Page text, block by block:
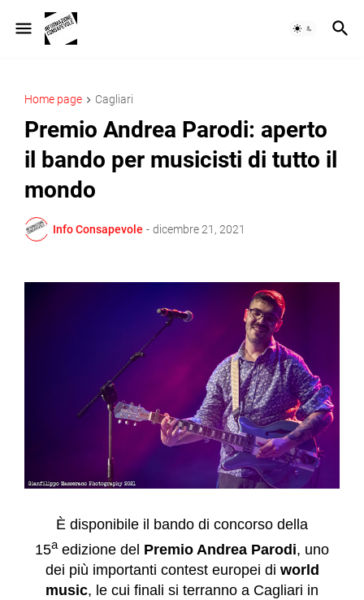
Home page Cagliari
Premio Andrea Parodi: aperto
il bando per musicisti di tutto il
mondo
Info Consapevole - dicembre 21, 2021
È disponibile il bando di concorso della
15aedizione del Premio Andrea Parodi, uno
dei più importanti contest europei di world
music, le cui finali si terranno a Cagliari in